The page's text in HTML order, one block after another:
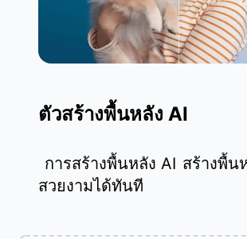
ตัวสร้างพื้นหลัง AI
การสร้างพื้นหลัง AI สร้างพื้น
สวยงามได้ทันที